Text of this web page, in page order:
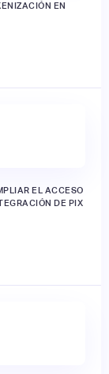
EN
EL ACCESO
DE PIX